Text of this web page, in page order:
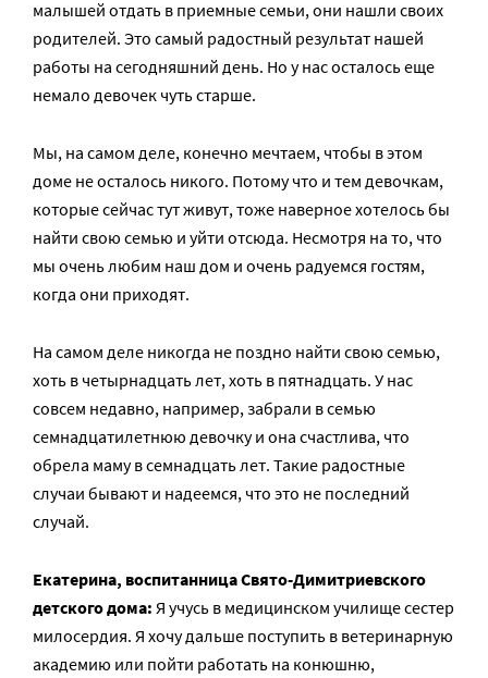
малышей отдать в приемные семьи, они нашли своих
родителей. Это самый радостный результат нашей
работы на сегодняшний день. Но у нас осталось еще
немало девочек чуть старше.
Мы, на самом деле, конечно мечтаем, чтобы в этом
доме не осталось никого. Потому что и тем девочкам,
которые сейчас тут живут, тоже наверное хотелось бы
найти свою семью и уйти отсюда. Несмотря на то, что
мы очень любим наш дом и очень радуемся гостям,
когда они приходят.
На самом деле никогда не поздно найти свою семью,
хоть в четырнадцать лет, хоть в пятнадцать. У нас
совсем недавно, например, забрали в семью
семнадцатилетнюю девочку и она счастлива, что
обрела маму в семнадцать лет. Такие радостные
случаи бывают и надеемся, что это не последний
случай.
Екатерина, воспитанница Свято-Димитриевского
детского дома: Я учусь в медицинском училище сестер
милосердия. Я хочу дальше поступить в ветеринарную
академию или пойти работать на конюшню,